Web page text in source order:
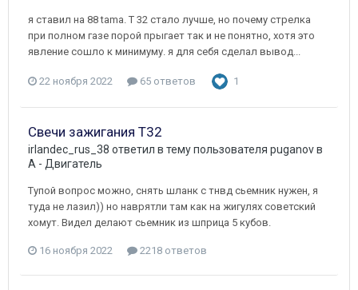
я ставил на 88 tama. T 32 стало лучше, но почему стрелка
при полном газе порой прыгает так и не понятно, хотя это
явление сошло к минимуму. я для себя сделал вывод...
22 ноября 2022 65 ответов 1
Свечи зажигания Т32
irlandec_rus_38 ответил в тему пользователя puganovв
A - Двигатель
Тупой вопрос можно, снять шланк с тнвд сьемник нужен, я
туда не лазил)) но наврятли там как на жигулях советский
хомут. Видел делают сьемник из шприца 5 кубов.
16 ноября 2022 2218 ответов